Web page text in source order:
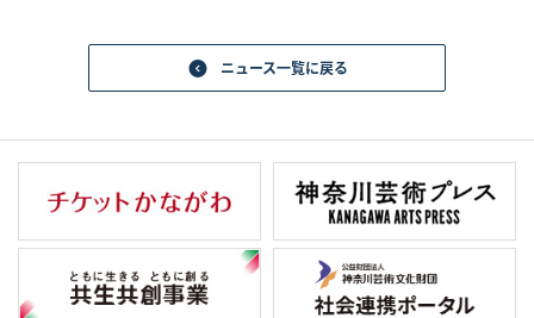
ニュース一覧に戻る